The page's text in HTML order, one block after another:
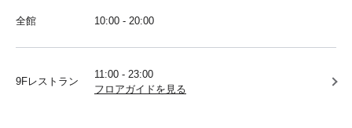
全館 10:00 - 20:00
9Fレストラン
11:00 - 23:00
フロアガイドを見る